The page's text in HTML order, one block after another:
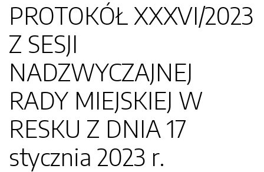
PROTOKÓŁ XXXVI/2023
Z SESJI
NADZWYCZAJNEJ
RADY MIEJSKIEJ W
RESKU Z DNIA 17
stycznia 2023 r.